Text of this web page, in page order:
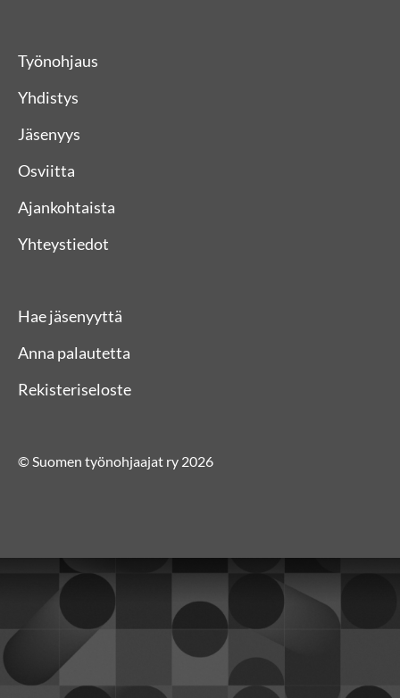
Työnohjaus
Yhdistys
Jäsenyys
Osviitta
Ajankohtaista
Yhteystiedot
Hae jäsenyyttä
Anna palautetta
Rekisteriseloste
© Suomen työnohjaajat ry 2026